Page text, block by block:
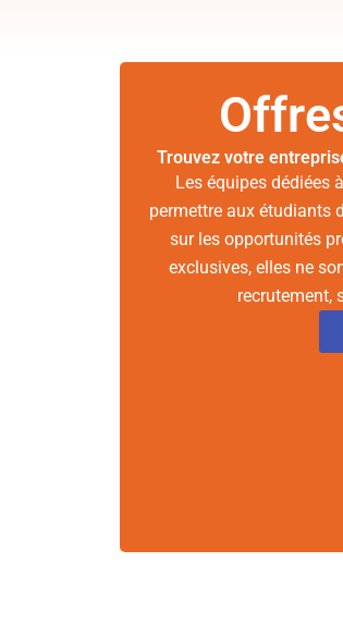
Trouvez votre
Les équipes dédiées
permettre aux étudiants
sur les opportunités
exclusives, elles ne
recrutement,